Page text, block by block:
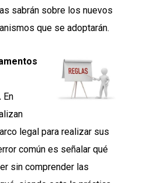
sabrán sobre los nuevos
que se adoptarán.
En
legal para realizar sus
común es señalar qué
sin comprender las